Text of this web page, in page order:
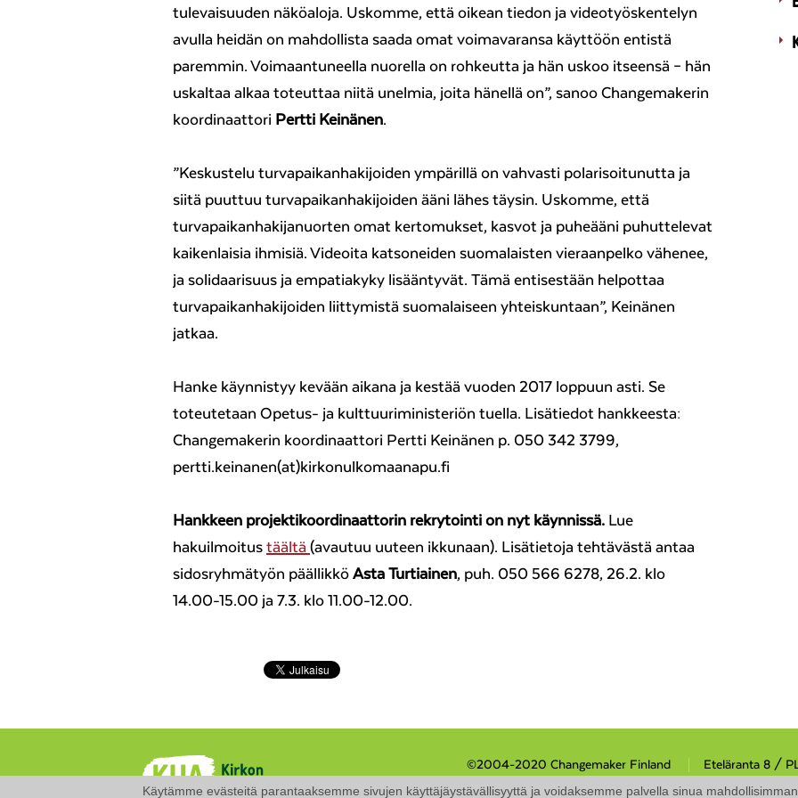
tulevaisuuden näköaloja. Uskomme, että oikean tiedon ja videotyöskentelyn
avulla heidän on mahdollista saada omat voimavaransa käyttöön entistä
paremmin. Voimaantuneella nuorella on rohkeutta ja hän uskoo itseensä – hän
uskaltaa alkaa toteuttaa niitä unelmia, joita hänellä on”, sanoo Changemakerin
koordinaattori Pertti Keinänen.
”Keskustelu turvapaikanhakijoiden ympärillä on vahvasti polarisoitunutta ja
siitä puuttuu turvapaikanhakijoiden ääni lähes täysin. Uskomme, että
turvapaikanhakijanuorten omat kertomukset, kasvot ja puheääni puhuttelevat
kaikenlaisia ihmisiä. Videoita katsoneiden suomalaisten vieraanpelko vähenee,
ja solidaarisuus ja empatiakyky lisääntyvät. Tämä entisestään helpottaa
turvapaikanhakijoiden liittymistä suomalaiseen yhteiskuntaan”, Keinänen
jatkaa.
Hanke käynnistyy kevään aikana ja kestää vuoden 2017 loppuun asti. Se
toteutetaan Opetus- ja kulttuuriministeriön tuella. Lisätiedot hankkeesta:
Changemakerin koordinaattori Pertti Keinänen p. 050 342 3799,
pertti.keinanen(at)kirkonulkomaanapu.fi
Hankkeen projektikoordinaattorin rekrytointi on nyt käynnissä. Lue
hakuilmoitus täältä (avautuu uuteen ikkunaan). Lisätietoja tehtävästä antaa
sidosryhmätyön päällikkö Asta Turtiainen, puh. 050 566 6278, 26.2. klo
14.00-15.00 ja 7.3. klo 11.00-12.00.
©2004-2020 Changemaker Finland Eteläranta 8 /
Käytämme evästeitä parantaaksemme sivujen käyttäjäystävällisyyttä ja voidaksemme palvella sinua